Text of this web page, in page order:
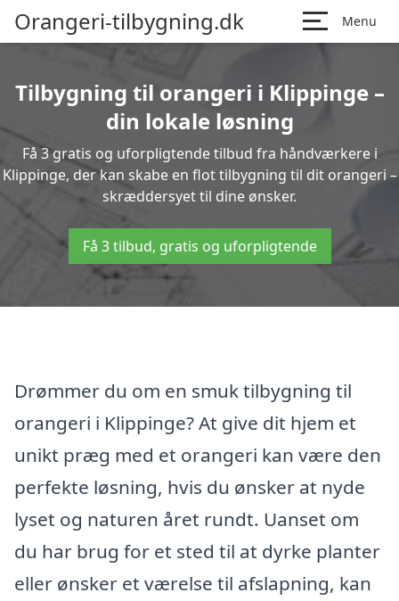
Orangeri-tilbygning.dk Menu
Tilbygning til orangeri i Klippinge –
din lokale løsning
Få 3 gratis og uforpligtende tilbud fra håndværkere i
Klippinge, der kan skabe en flot tilbygning til dit orangeri –
skræddersyet til dine ønsker.
Få 3 tilbud, gratis og uforpligtende
Drømmer du om en smuk tilbygning til
orangeri i Klippinge? At give dit hjem et
unikt præg med et orangeri kan være den
perfekte løsning, hvis du ønsker at nyde
lyset og naturen året rundt. Uanset om
du har brug for et sted til at dyrke planter
eller ønsker et værelse til afslapning, kan